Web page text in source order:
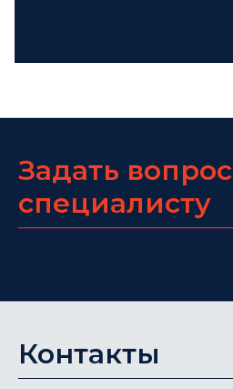
Задать вопрос
специалисту
Контакты